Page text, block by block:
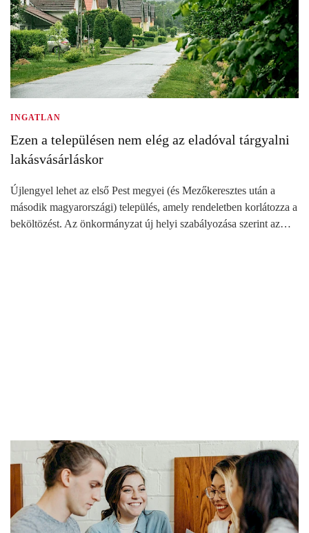
INGATLAN
Ezen a településen nem elég az eladóval tárgyalni
lakásvásárláskor
Újlengyel lehet az első Pest megyei (és Mezőkeresztes után a
második magyarországi) település, amely rendeletben korlátozza a
beköltözést. Az önkormányzat új helyi szabályozása szerint az…